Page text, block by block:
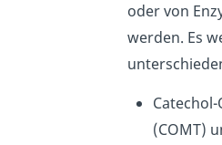
oder von
werden. Es
(COMT)